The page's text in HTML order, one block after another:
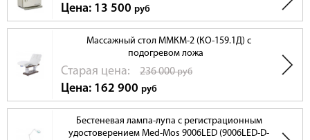
Цена: 13 500 руб
Массажный стол ММКМ-2 (КО-159.1Д) с
подогревом ложа
Cтарая цена: 236 000руб
Цена: 162 900 руб
Бестеневая лампа-лупа с регистрационным
удостоверением Med-Mos 9006LED (9006LED-D-